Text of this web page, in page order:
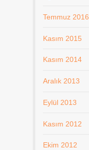
Temmuz 2016
Kasım 2015
Kasım 2014
Aralık 2013
Eylül 2013
Kasım 2012
Ekim 2012